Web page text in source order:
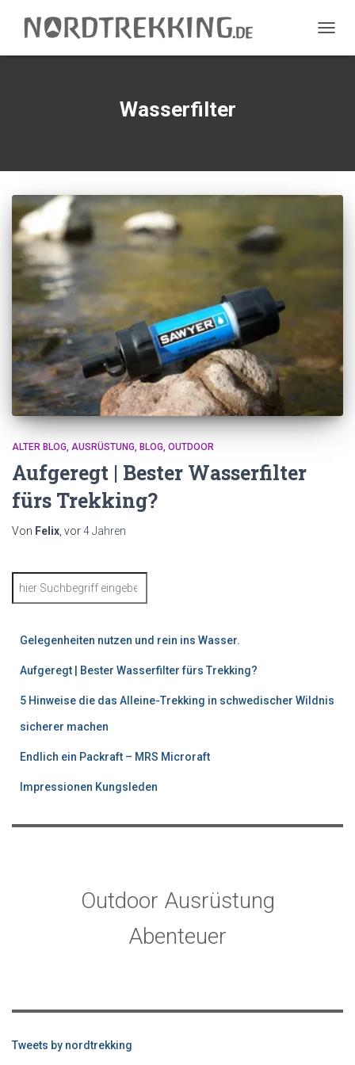
Wasserfilter
ALTER BLOG AUSRÜSTUNG BLOG OUTDOOR
Aufgeregt | Bester Wasserfilter
fürs Trekking?
Von Felix , vor4 Jahren
Gelegenheiten nutzen und rein ins Wasser.
Aufgeregt | Bester Wasserfilter fürs Trekking?
5 Hinweise die das Alleine-Trekking in schwedischer Wildnis
sicherer machen
Endlich ein Packraft – MRS Microraft
Impressionen Kungsleden
Outdoor Ausrüstung
Abenteuer
Tweets by nordtrekking